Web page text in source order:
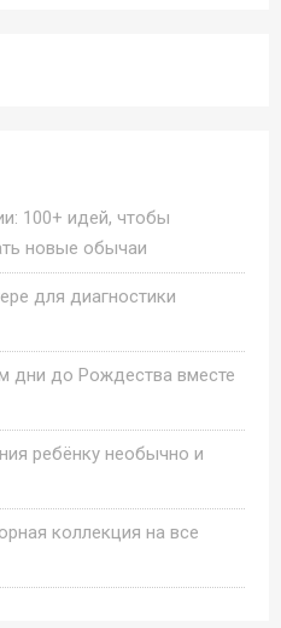
100+ идей, чтобы
новые обычаи
для диагностики
дни до Рождества вместе
ребёнку необычно и
коллекция на все